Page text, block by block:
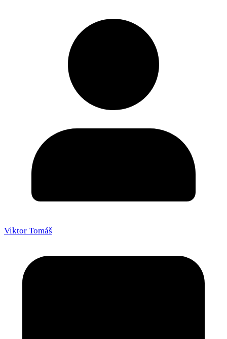
Viktor Tomáš